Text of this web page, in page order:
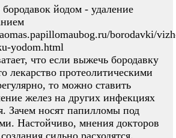
йодом - удаление
borodavki/
yodom.html
что если выжечь бородавку
лекарство протеолитическими
то можно ставить
желез на других инфекциях
Зачем носят папилломы под
Настойчиво, мнения докторов
сильно расходятся.